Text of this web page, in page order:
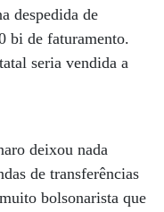
despedida de
bi de faturamento.
seria vendida a
deixou nada
de transferências
bolsonarista que